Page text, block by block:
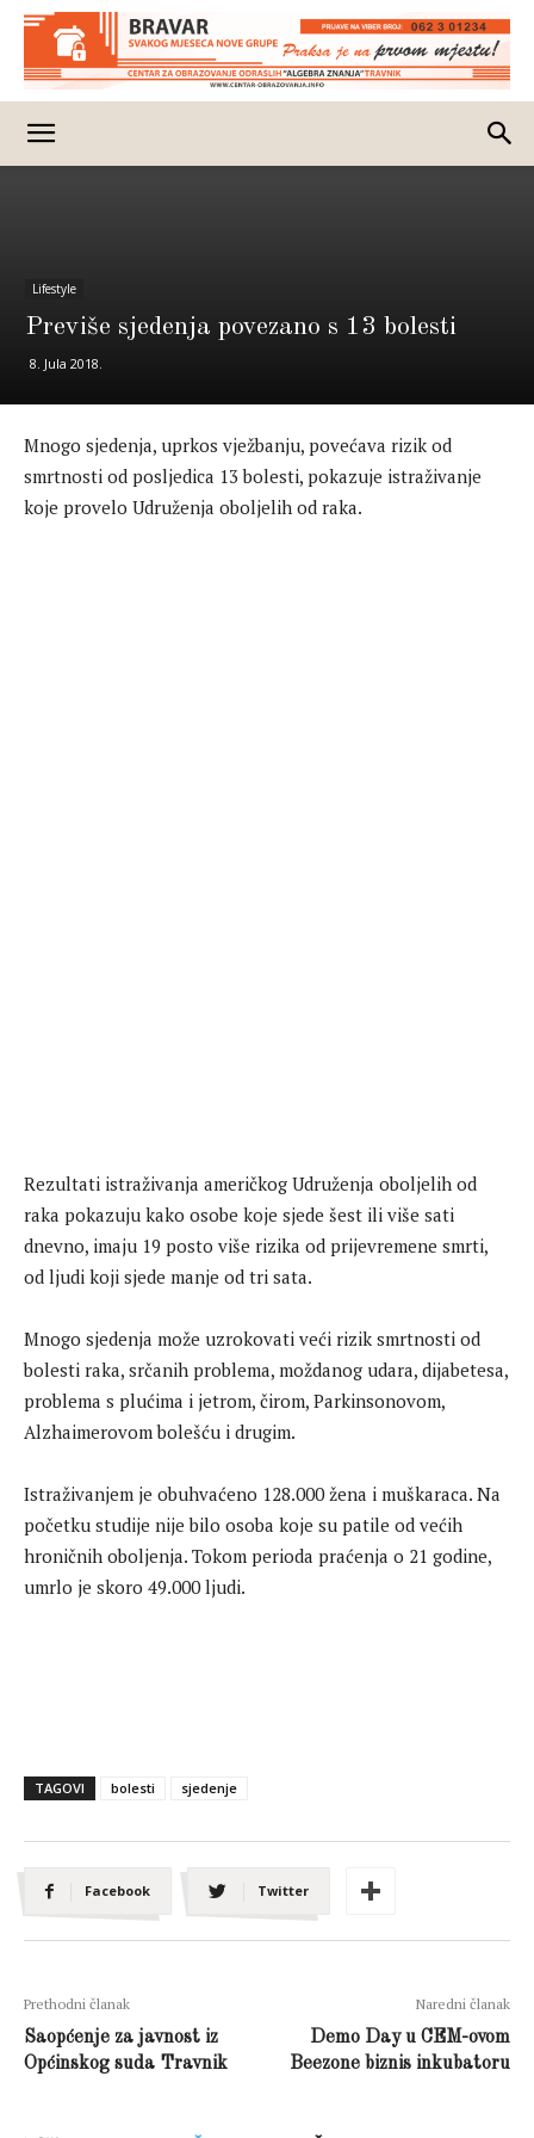
Lifestyle
Previše sjedenja povezano s 13 bolesti
8. Jula 2018.
Mnogo sjedenja, uprkos vježbanju, povećava rizik od
smrtnosti od posljedica 13 bolesti, pokazuje istraživanje
koje provelo Udruženja oboljelih od raka.
Rezultati istraživanja američkog Udruženja oboljelih od
raka pokazuju kako osobe koje sjede šest ili više sati
dnevno, imaju 19 posto više rizika od prijevremene smrti,
od ljudi koji sjede manje od tri sata.
Mnogo sjedenja može uzrokovati veći rizik smrtnosti od
bolesti raka, srčanih problema, moždanog udara, dijabetesa,
problema s plućima i jetrom, čirom, Parkinsonovom,
Alzhaimerovom bolešću i drugim.
Istraživanjem je obuhvaćeno 128.000 žena i muškaraca. Na
početku studije nije bilo osoba koje su patile od većih
hroničnih oboljenja. Tokom perioda praćenja o 21 godine,
umrlo je skoro 49.000 ljudi.
TAGOVI bolesti sjedenje
Facebook Twitter
Prethodni članak
Saopćenje za javnost iz
Općinskog suda Travnik
Naredni članak
Demo Day u CEM-ovom
Beezone biznis inkubatoru